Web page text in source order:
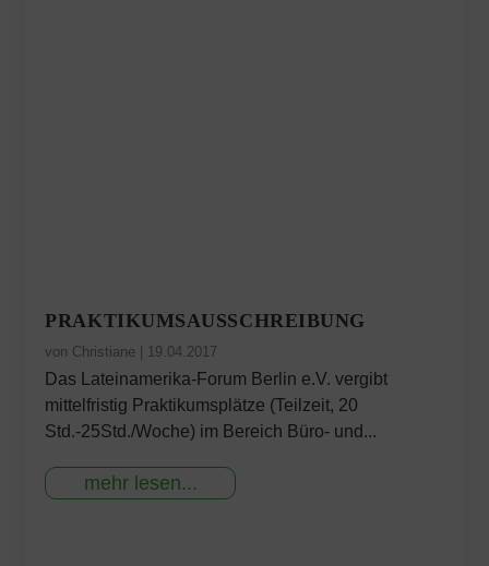
PRAKTIKUMSAUSSCHREIBUNG
von Christiane | 19.04.2017
Das Lateinamerika-Forum Berlin e.V. vergibt
mittelfristig Praktikumsplätze (Teilzeit, 20
Std.-25Std./Woche) im Bereich Büro- und...
mehr lesen...